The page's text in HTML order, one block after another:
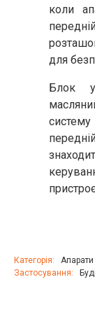
коли
для
Блок
Категорія:
Застосування: